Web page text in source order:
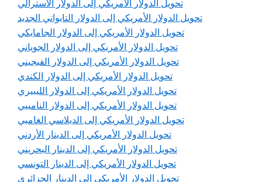
تحويل الدولار الأمريكي إلى الدولار الأسترالي
تحويل الدولار الأمريكي إلى الدولار التايواني الجديد
تحويل الدولار الأمريكي إلى الدولار الجامايكي
تحويل الدولار الأمريكي إلى الدولار الجوياني
تحويل الدولار الأمريكي إلى الدولار الفيجيني
تحويل الدولار الأمريكي إلى الدولار الكندي
تحويل الدولار الأمريكي إلى الدولار الليبيري
تحويل الدولار الأمريكي إلى الدولار الناميبي
تحويل الدولار الأمريكي إلى الديلاسي الغامبي
تحويل الدولار الأمريكي إلى الدينار الأردني
تحويل الدولار الأمريكي إلى الدينار البحريني
تحويل الدولار الأمريكي إلى الدينار التونسي
تحويل الدولار الأمريكي إلى الدينار الجزائري